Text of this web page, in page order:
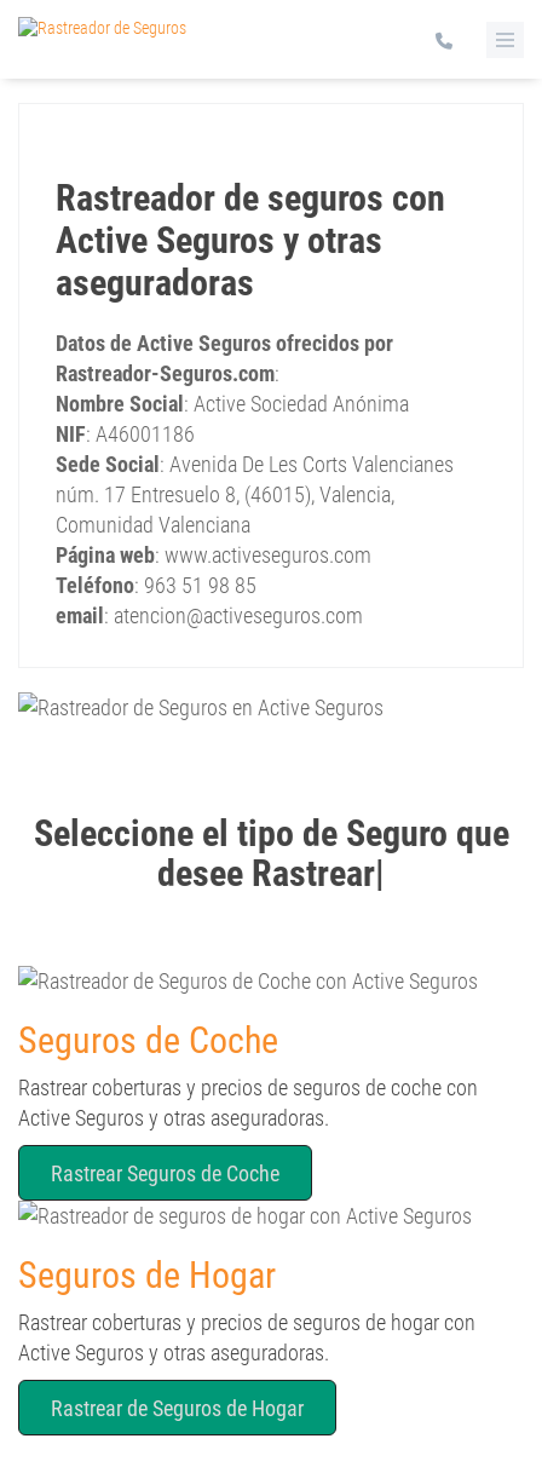
Rastreador de seguros con
Active Seguros y otras
aseguradoras
Datos de Active Seguros ofrecidos por
Rastreador-Seguros.com:
Nombre Social : Active Sociedad Anónima
NIF: A46001186
Sede Social : Avenida De Les Corts Valencianes
núm. 17 Entresuelo 8, (46015), Valencia,
Comunidad Valenciana
Página web: www.activeseguros.com
Teléfono: 963 51 98 85
email : atencion@activeseguros.com
Seleccione el tipo de Seguro que
desee Rastrear
Seguros de Coche
Rastrear coberturas y precios de seguros de coche con
Active Seguros y otras aseguradoras.
Rastrear Seguros de Coche
Seguros de Hogar
Rastrear coberturas y precios de seguros de hogar con
Active Seguros y otras aseguradoras.
Rastrear de Seguros de Hogar